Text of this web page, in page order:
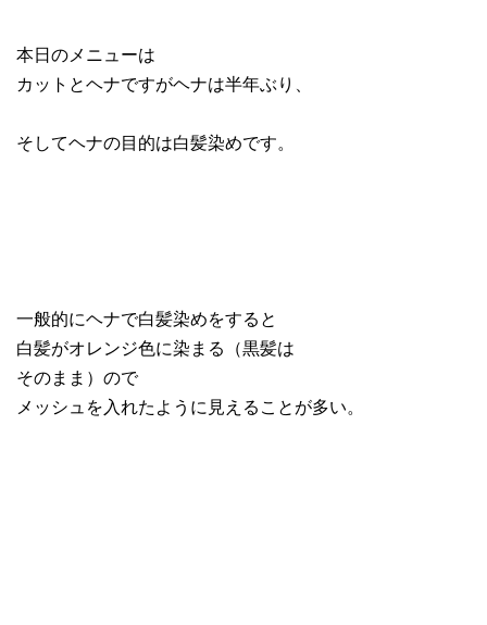
本日のメニューは
カットとヘナですがヘナは半年ぶり、
そしてヘナの目的は白髪染めです。
一般的にヘナで白髪染めをすると
白髪がオレンジ色に染まる（黒髪は
そのまま）ので
メッシュを入れたように見えることが多い。